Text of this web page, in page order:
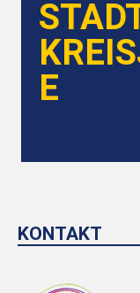
E
KONTAKT